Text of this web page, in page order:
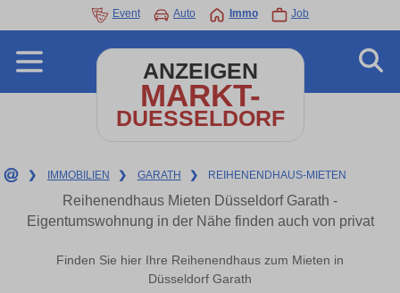
Event Auto Immo Job
ANZEIGEN
MARKT-
DUESSELDORF
❯ IMMOBILIEN ❯ GARATH ❯ REIHENENDHAUS-MIETEN
Reihenendhaus Mieten Düsseldorf Garath -
Eigentumswohnung in der Nähe finden auch von privat
Finden Sie hier Ihre Reihenendhaus zum Mieten in
Düsseldorf Garath